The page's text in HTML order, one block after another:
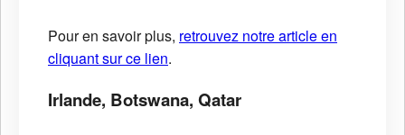
Pour en savoir plus, retrouvez notre article en
cliquant sur ce lien.
Irlande, Botswana, Qatar